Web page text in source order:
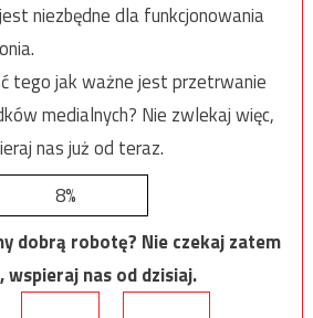
niezbędne dla funkcjonowania
tego jak ważne jest przetrwanie
medialnych? Nie zwlekaj więc,
nas już od teraz.
8%
dobrą robotę? Nie czekaj zatem
wspieraj nas od dzisiaj.